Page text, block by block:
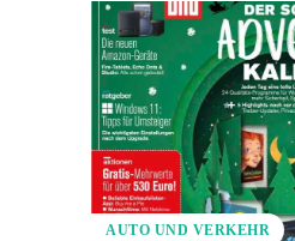
AUTO UND VERKEHR